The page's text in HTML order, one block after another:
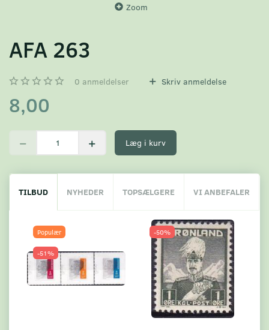
Zoom
AFA 263
0 anmeldelser Skriv anmeldelse
8,00
Læg i kurv
TILBUD NYHEDER TOPSÆLGERE VI ANBEFALER
Populær
-51%
-50%